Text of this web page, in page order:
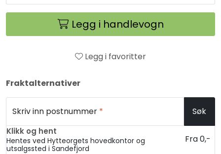
Legg i handlevogn
Legg i favoritter
Fraktalternativer
Skriv inn postnummer * Søk
Klikk og hent
Hentes ved Hytteorgets hovedkontor og
utsalgssted i Sandefjord
Fra 0,-